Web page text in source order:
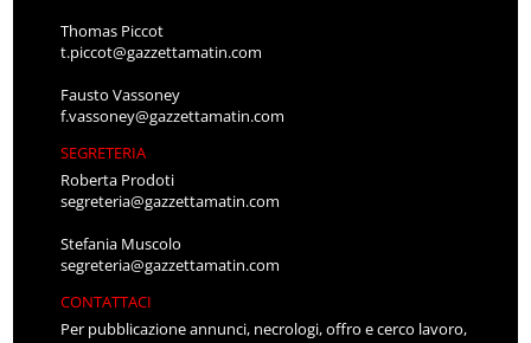
Thomas Piccot
t.piccot@gazzettamatin.com
Fausto Vassoney
f.vassoney@gazzettamatin.com
SEGRETERIA
Roberta Prodoti
segreteria@gazzettamatin.com
Stefania Muscolo
segreteria@gazzettamatin.com
CONTATTACI
Per pubblicazione annunci, necrologi, offro e cerco lavoro,